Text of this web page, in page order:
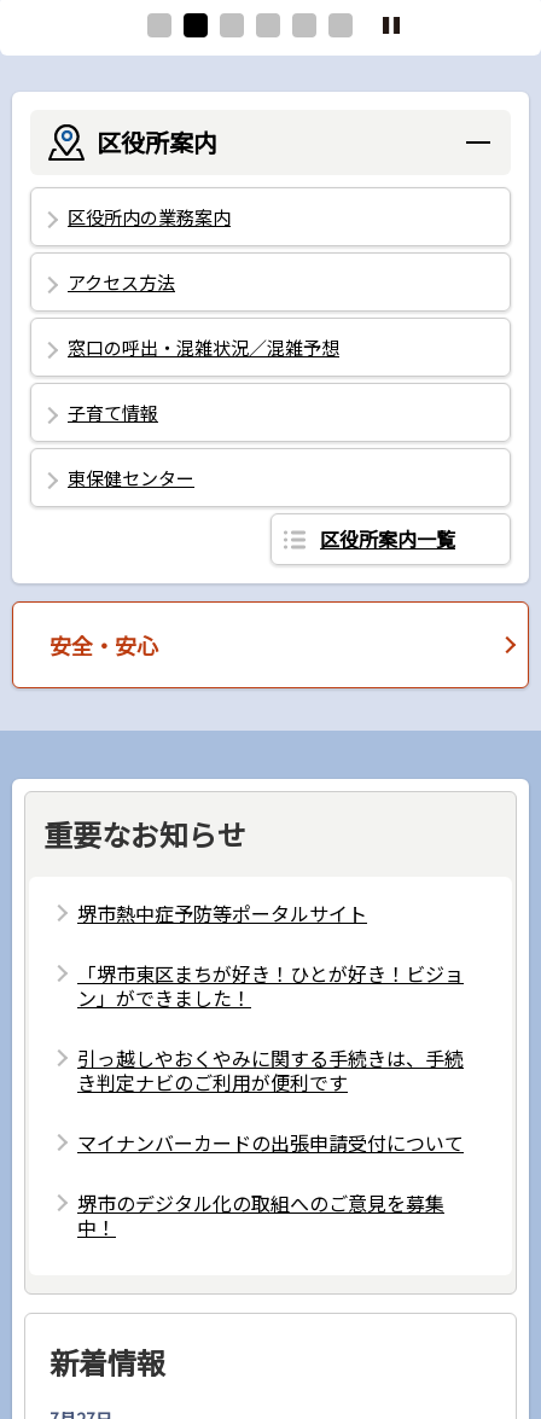
区役所案内
区役所内の業務案内
アクセス方法
窓口の呼出・混雑状況／混雑予想
子育て情報
東保健センター
区役所案内一覧
安全・安心
重要なお知らせ
堺市熱中症予防等ポータルサイト
「堺市東区まちが好き！ひとが好き！ビジョ
ン」ができました！
引っ越しやおくやみに関する手続きは、手続
き判定ナビのご利用が便利です
マイナンバーカードの出張申請受付について
堺市のデジタル化の取組へのご意見を募集
中！
新着情報